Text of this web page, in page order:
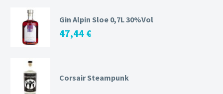
Gin Alpin Sloe 0,7L 30%Vol
47,44 €
Corsair Steampunk